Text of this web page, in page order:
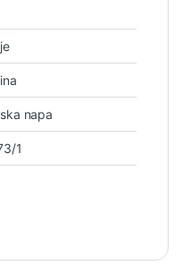
napa
1